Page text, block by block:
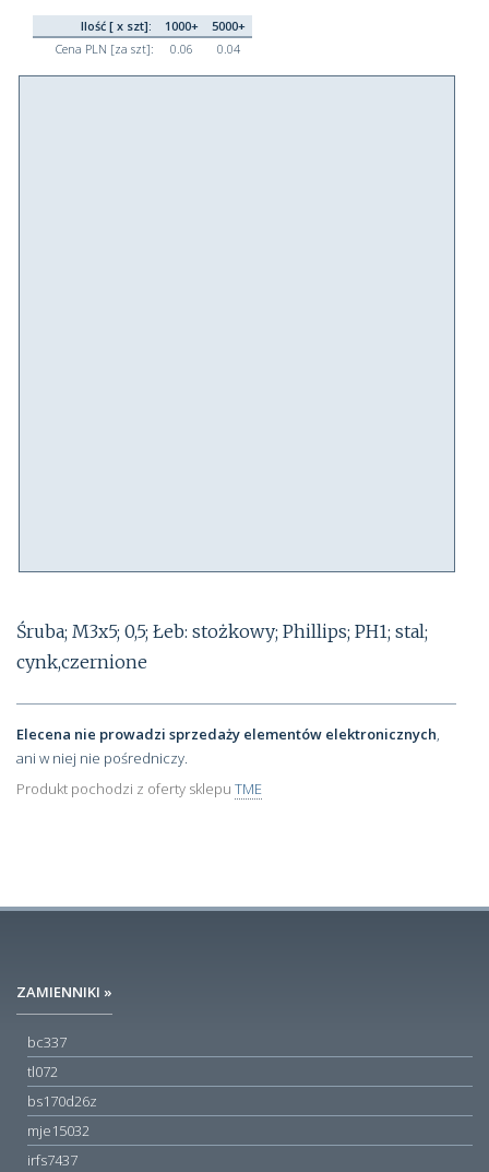
Ilość [ x szt]: 1000+
5000+
Cena PLN [za szt]:
0.06 0.04
Śruba; M3x5; 0,5; Łeb: stożkowy; Phillips; PH1; stal;
cynk,czernione
Elecena nie prowadzi sprzedaży elementów elektronicznych,
ani w niej nie pośredniczy.
Produkt pochodzi z oferty sklepu TME
ZAMIENNIKI »
bc337
tl072
bs170d26z
mje15032
irfs7437